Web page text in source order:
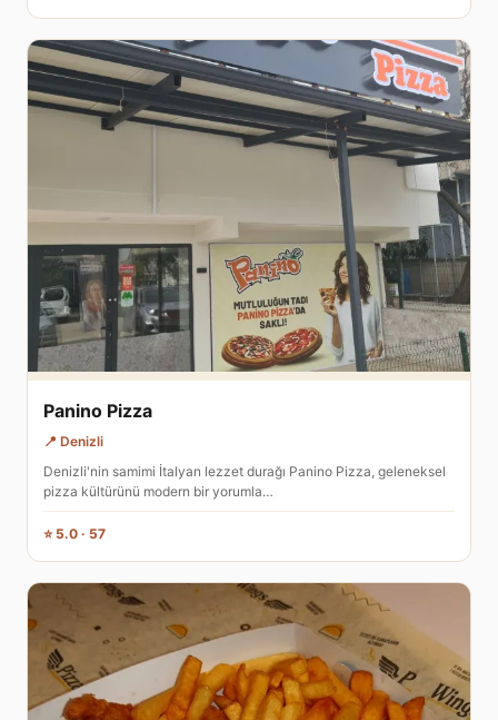
Panino Pizza
📍 Denizli
Denizli'nin samimi İtalyan lezzet durağı Panino Pizza, geleneksel
pizza kültürünü modern bir yorumla…
⭐ 5.0 · 57